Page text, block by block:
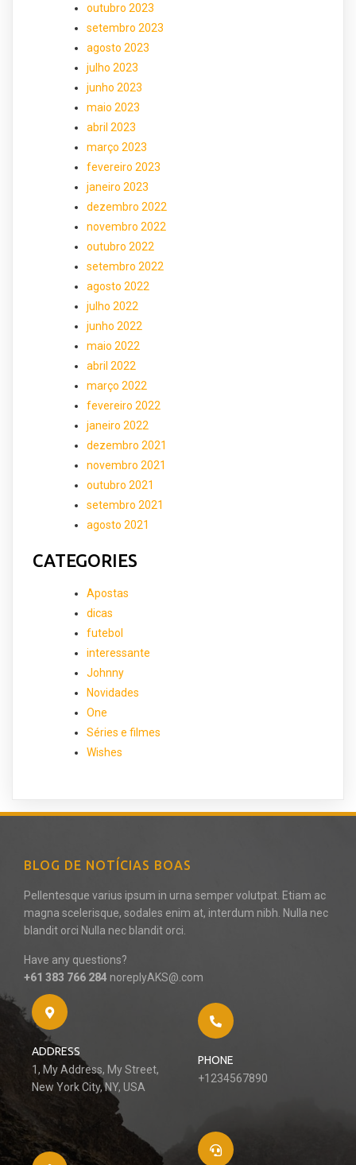
outubro 2023
setembro 2023
agosto 2023
julho 2023
junho 2023
maio 2023
abril 2023
março 2023
fevereiro 2023
janeiro 2023
dezembro 2022
novembro 2022
outubro 2022
setembro 2022
agosto 2022
julho 2022
junho 2022
maio 2022
abril 2022
março 2022
fevereiro 2022
janeiro 2022
dezembro 2021
novembro 2021
outubro 2021
setembro 2021
agosto 2021
CATEGORIES
Apostas
dicas
futebol
interessante
Johnny
Novidades
One
Séries e filmes
Wishes
BLOG DE NOTÍCIAS BOAS
Pellentesque varius ipsum in urna semper volutpat. Etiam ac
magna scelerisque, sodales enim at, interdum nibh. Nulla nec
blandit orci Nulla nec blandit orci.
Have any questions?
+61 383 766 284 noreplyAKS@.com
ADDRESS
1, My Address, My Street,
New York City, NY, USA
PHONE
+1234567890